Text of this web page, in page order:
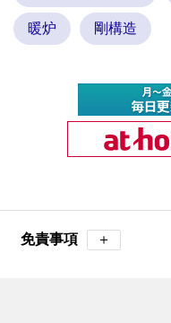
暖炉 剛構造
免責事項 ＋